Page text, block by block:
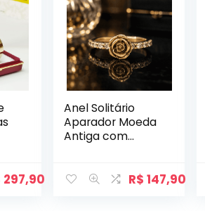
297,90
Anel Solitário
Aparador Moeda
Antiga com
R$ 147,90